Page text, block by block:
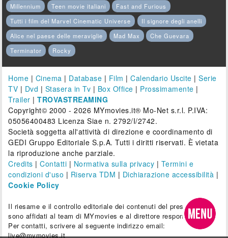
Millennium
Teen movie italiani
Fast and Furious
Tutti i film del Marvel Cinematic Universe
Il signore degli anelli
Alice nel paese delle meraviglie
Mad Max
Che Guevara
Terminator
Rocky
Home | Cinema | Database | Film |Calendario Uscite |Serie
TV | Dvd | Stasera in Tv | Box Office | Prossimamente |
Trailer |TROVASTREAMING
Copyright© 2000 - 2026 MYmovies.it® Mo-Net s.r.l. P.IVA:
05056400483 Licenza Siae n. 2792/I/2742.
Società soggetta all'attività di direzione e coordinamento di
GEDI Gruppo Editoriale S.p.A. Tutti i diritti riservati. È vietata
la riproduzione anche parziale.
Credits |Contatti | Normativa sulla privacy | Termini e
condizioni d'uso | Riserva TDM | Dichiarazione accessibilità |
Cookie Policy
Il riesame e il controllo editoriale dei contenuti del presente sito
sono affidati al team di MYmovies e al direttore responsabile.
Per contatti, scrivere al seguente indirizzo email:
live@mymovies.it